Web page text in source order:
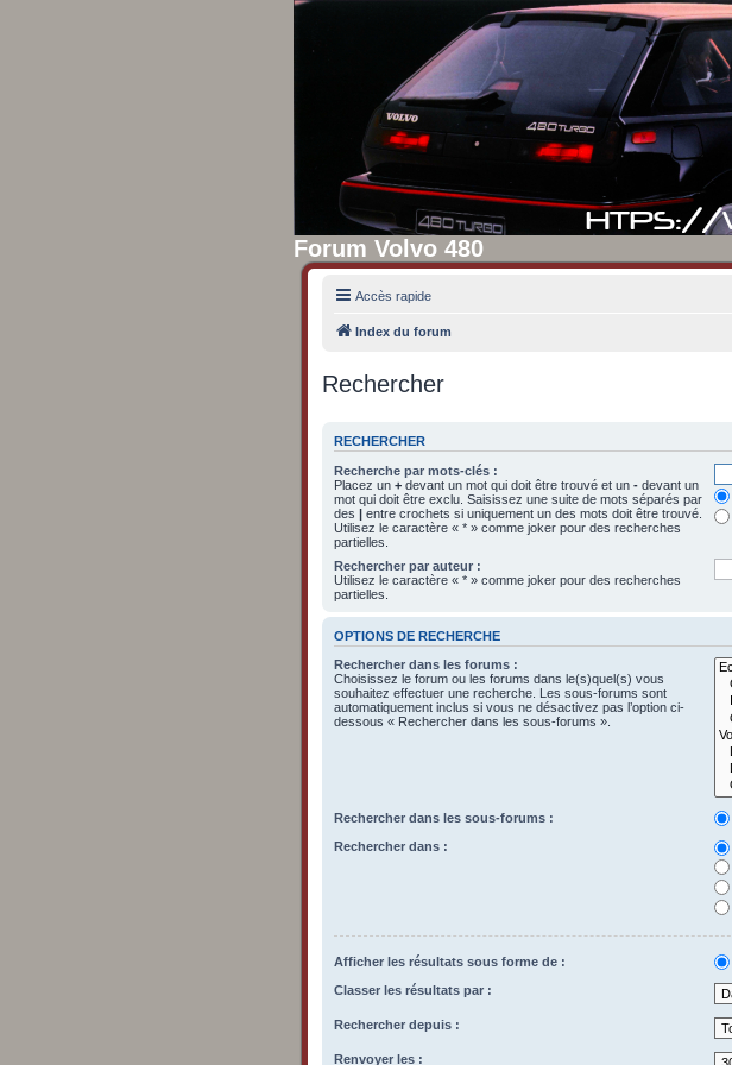
Forum Volvo 480
Accès rapide
Index du forum
Rechercher
RECHERCHER
Recherche par mots-clés :
Placez un + devant un mot qui doit être trouvé et un - devant un
mot qui doit être exclu. Saisissez une suite de mots séparés par
des | entre crochets si uniquement un des mots doit être trouvé.
Utilisez le caractère « * » comme joker pour des recherches
partielles.
Rechercher par auteur :
Utilisez le caractère « * » comme joker pour des recherches
partielles.
OPTIONS DE RECHERCHE
Rechercher dans les forums :
Choisissez le forum ou les forums dans le(s)quel(s) vous
souhaitez effectuer une recherche. Les sous-forums sont
automatiquement inclus si vous ne désactivez pas l’option ci-
dessous « Rechercher dans les sous-forums ».
Rechercher dans les sous-forums :
Rechercher dans :
Afficher les résultats sous forme de :
Classer les résultats par :
Rechercher depuis :
Renvoyer les :